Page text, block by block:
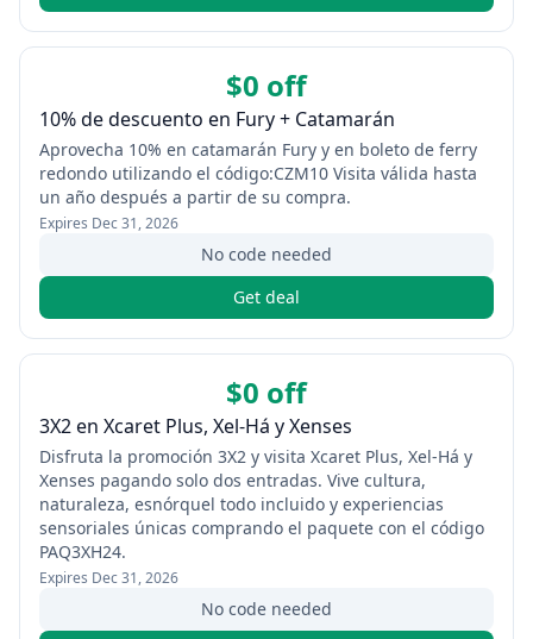
$0 off
10% de descuento en Fury + Catamarán
Aprovecha 10% en catamarán Fury y en boleto de ferry
redondo utilizando el código:CZM10 Visita válida hasta
un año después a partir de su compra.
Expires Dec 31, 2026
No code needed
Get deal
$0 off
3X2 en Xcaret Plus, Xel‑Há y Xenses
Disfruta la promoción 3X2 y visita Xcaret Plus, Xel‑Há y
Xenses pagando solo dos entradas. Vive cultura,
naturaleza, esnórquel todo incluido y experiencias
sensoriales únicas comprando el paquete con el código
PAQ3XH24.
Expires Dec 31, 2026
No code needed